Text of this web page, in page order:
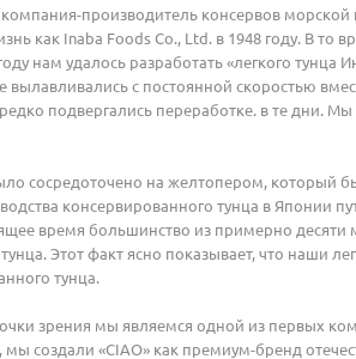
производитель консервов морской
как Inaba Foods Co., Ltd. в 1948 году. В то
нам удалось разработать «легкого тунца
с постоянной скоростью
подвергались переработке. в те дни. Мы
сосредоточено на желтопером, который
консервированного тунца в Японии
время большинство из примерно
Этот факт ясно показывает, что наши
тунца.
зрения мы являемся одной из первых
создали «CIAO» как премиум-бренд